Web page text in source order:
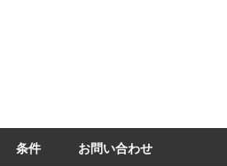
条件 お問い合わせ